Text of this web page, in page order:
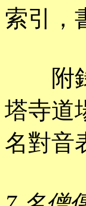
索引，
附錄
塔寺道
名對音